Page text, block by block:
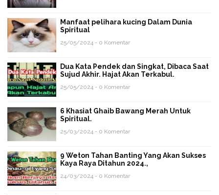
Manfaat pelihara kucing Dalam Dunia
Spiritual
25/05/2024 - 0 Komentar
Dua Kata Pendek dan Singkat, Dibaca Saat
Sujud Akhir. Hajat Akan Terkabul.
25/05/2024 - 0 Komentar
6 Khasiat Ghaib Bawang Merah Untuk
Spiritual.
25/03/2024 - 0 Komentar
9 Weton Tahan Banting Yang Akan Sukses
Kaya Raya Ditahun 2024.,
24/03/2024 - 0 Komentar